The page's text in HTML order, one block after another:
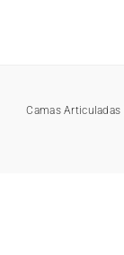
Camas Articuladas